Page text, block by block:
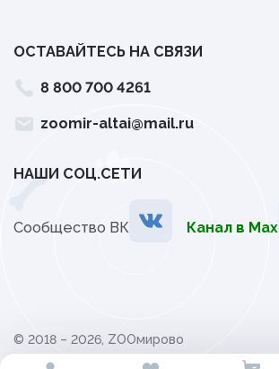
ОСТАВАЙТЕСЬ НА СВЯЗИ
8 800 700 4261
zoomir-altai@mail.ru
НАШИ СОЦ.СЕТИ
Сообщество ВК Канал в Мах
© 2018 – 2026, ZOOмирово